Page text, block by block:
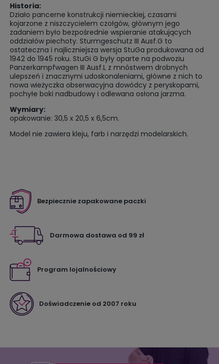
Historia:
Działo pancerne konstrukcji niemieckiej, czasami
kojarzone z niszczycielem czołgów, głównym jego
zadaniem było bezpośrednie wspieranie atakujących
oddziałów piechoty. Sturmgeschutz III Ausf.G to
ostateczna i najliczniejsza wersja StuGa produkowana od
1942 do 1945 roku. StuGi G były oparte na podwoziu
Panzerkampfwagen III Ausf.L z mnóstwem drobnych
ulepszeń i znacznymi udoskonaleniami, główne z nich to
nowa wieżyczka obserwacyjna dowódcy z peryskopami,
pochyłe boki nadbudowy i odlewana osłona jarzma.
Wymiary:
opakowanie: 30,5 x 20,5 x 6,5cm.
Model nie zawiera kleju, farb i narzędzi modelarskich.
Bezpiecznie zapakowane paczki
Darmowa dostawa od 99 zł
Program lojalnościowy
Doświadczenie od 2007 roku